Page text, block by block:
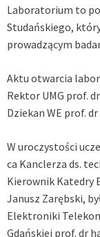
Laboratorium to
Studańskiego,
prowadzącym
Aktu otwarcia
Rektor UMG prof.
Dziekan WE prof.
W uroczystości
ca Kanclerza ds.
Kierownik Katedry
Janusz Zarębski,
Elektroniki
Gdańskiej prof. dr